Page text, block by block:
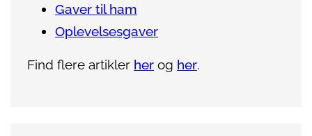
Gaver til ham
Oplevelsesgaver
Find flere artikler her og her.